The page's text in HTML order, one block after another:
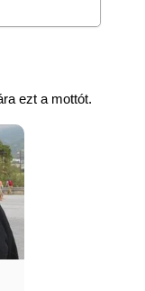
ezt a mottót.